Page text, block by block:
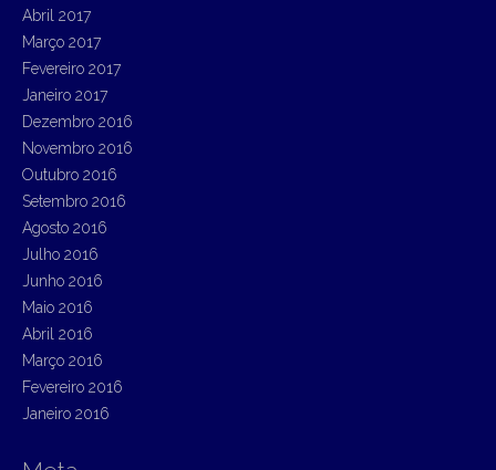
Abril 2017
Março 2017
Fevereiro 2017
Janeiro 2017
Dezembro 2016
Novembro 2016
Outubro 2016
Setembro 2016
Agosto 2016
Julho 2016
Junho 2016
Maio 2016
Abril 2016
Março 2016
Fevereiro 2016
Janeiro 2016